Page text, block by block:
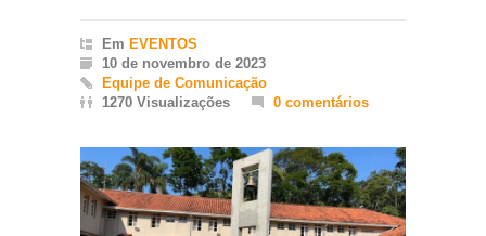
Em EVENTOS
10 de novembro de 2023
Equipe de Comunicação
1270 Visualizações
0 comentários